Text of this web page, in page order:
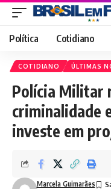
Política Cotidiano
COTIDIANO ÚLTIMAS
Polícia Militar
criminalidade
investe em
Marcela Guimarães